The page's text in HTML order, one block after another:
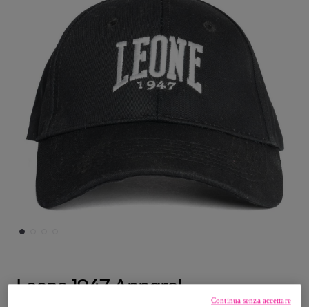
Leone 1947 Apparel
Continua senza accettare